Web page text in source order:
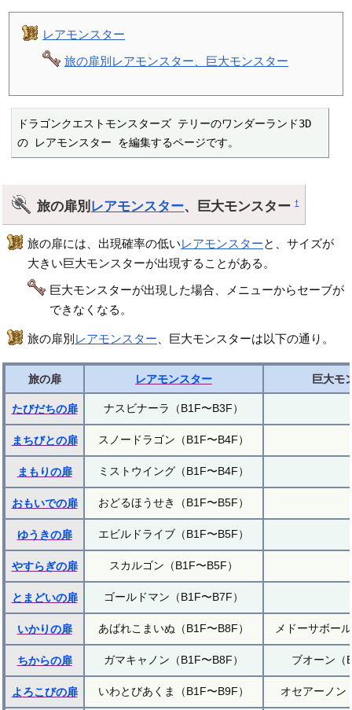
レアモンスター
旅の扉別レアモンスター、巨大モンスター
ドラゴンクエストモンスターズ テリーのワンダーランド3D
の レアモンスター を編集するページです。
旅の扉別 レアモンスター、巨大モンスター†
旅の扉には、出現確率の低いレアモンスターと、サイズが
大きい巨大モンスターが出現することがある。
巨大モンスターが出現した場合、メニューからセーブが
できなくなる。
旅の扉別 レアモンスター 、巨大モンスターは以下の通り。
旅の扉 レアモンスター 巨大モ
たびだちの扉 ナスビナーラ（B1F〜B3F）
まちびとの扉 スノードラゴン（B1F〜B4F）
まもりの扉 ミストウイング（B1F〜B4F）
おもいでの扉 おどるほうせき（B1F〜B5F）
ゆうきの扉 エビルドライブ（B1F〜B5F）
やすらぎの扉 スカルゴン（B1F〜B5F）
とまどいの扉 ゴールドマン（B1F〜B7F）
いかりの扉 あばれこまいぬ（B1F〜B8F） メドーサボー
ちからの扉 ガマキャノン（B1F〜B8F） ブオーン（
よろこびの扉 いわとびあくま（B1F〜B9F） オセアーノン